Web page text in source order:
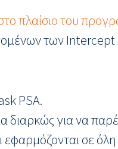
πλαίσιο του
των
PSA.
για να
σε